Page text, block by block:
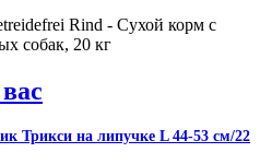
Rind - Сухой корм с
собак, 20 кг
Трикси на липучке L 44-53 см/22